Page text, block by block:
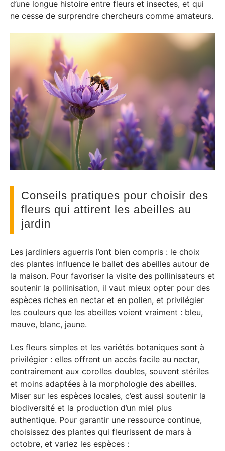
d’une longue histoire entre fleurs et insectes, et qui
ne cesse de surprendre chercheurs comme amateurs.
Conseils pratiques pour choisir des
fleurs qui attirent les abeilles au
jardin
Les jardiniers aguerris l’ont bien compris : le choix
des plantes influence le ballet des abeilles autour de
la maison. Pour favoriser la visite des pollinisateurs et
soutenir la pollinisation, il vaut mieux opter pour des
espèces riches en nectar et en pollen, et privilégier
les couleurs que les abeilles voient vraiment : bleu,
mauve, blanc, jaune.
Les fleurs simples et les variétés botaniques sont à
privilégier : elles offrent un accès facile au nectar,
contrairement aux corolles doubles, souvent stériles
et moins adaptées à la morphologie des abeilles.
Miser sur les espèces locales, c’est aussi soutenir la
biodiversité et la production d’un miel plus
authentique. Pour garantir une ressource continue,
choisissez des plantes qui fleurissent de mars à
octobre, et variez les espèces :